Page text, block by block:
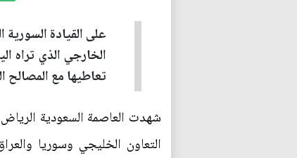
على القيادة
الخارجي الذي تراه
تعاطيها مع المصالح
التعاون الخليجي وسوريا